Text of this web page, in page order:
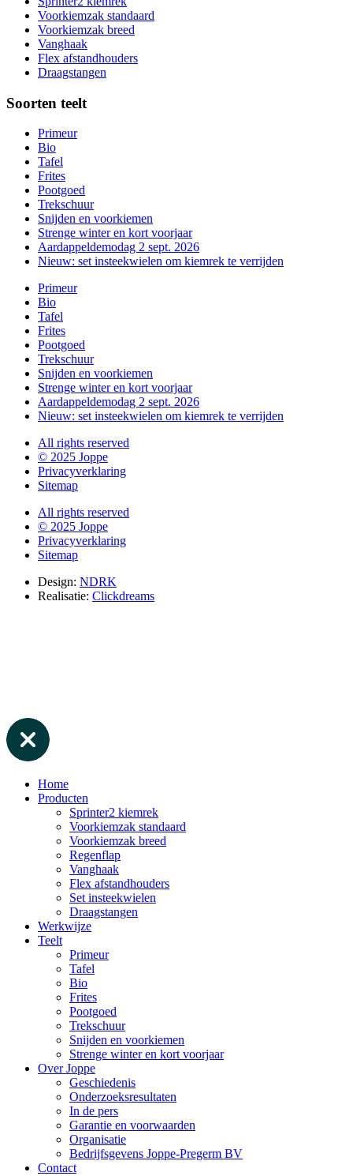
Voorkiemzak standaard
Voorkiemzak breed
Vanghaak
Flex afstandhouders
Draagstangen
Soorten teelt
Primeur
Bio
Tafel
Frites
Pootgoed
Trekschuur
Snijden en voorkiemen
Strenge winter en kort voorjaar
Aardappeldemodag 2 sept. 2026
Nieuw: set insteekwielen om kiemrek te verrijden
Primeur
Bio
Tafel
Frites
Pootgoed
Trekschuur
Snijden en voorkiemen
Strenge winter en kort voorjaar
Aardappeldemodag 2 sept. 2026
Nieuw: set insteekwielen om kiemrek te verrijden
All rights reserved
© 2025 Joppe
Privacyverklaring
Sitemap
All rights reserved
© 2025 Joppe
Privacyverklaring
Sitemap
Design: NDRK
Realisatie: Clickdreams
Home
Producten
Sprinter2 kiemrek
Voorkiemzak standaard
Voorkiemzak breed
Regenflap
Vanghaak
Flex afstandhouders
Set insteekwielen
Draagstangen
Werkwijze
Teelt
Primeur
Tafel
Bio
Frites
Pootgoed
Trekschuur
Snijden en voorkiemen
Strenge winter en kort voorjaar
Over Joppe
Geschiedenis
Onderzoeksresultaten
In de pers
Garantie en voorwaarden
Organisatie
Bedrijfsgevens Joppe-Pregerm BV
Contact